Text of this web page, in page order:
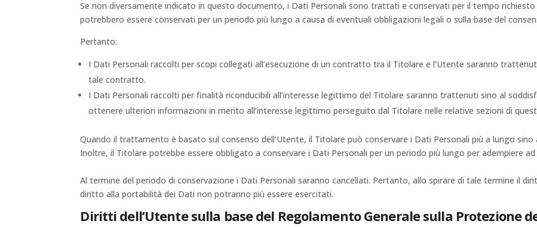
Se non diversamente indicato in questo documento, i Dati Personali sono trattati e conservati per il tempo
potrebbero essere conservati per un periodo più lungo a causa di eventuali obbligazioni legali o sulla base del
Pertanto:
I Dati Personali raccolti per scopi collegati all’esecuzione di un contratto tra il Titolare e l’Utente saranno
tale contratto.
I Dati Personali raccolti per finalità riconducibili all’interesse legittimo del Titolare saranno trattenuti sino al
ottenere ulteriori informazioni in merito all’interesse legittimo perseguito dal Titolare nelle relative sezioni di
Quando il trattamento è basato sul consenso dell’Utente, il Titolare può conservare i Dati Personali più a lungo
Inoltre, il Titolare potrebbe essere obbligato a conservare i Dati Personali per un periodo più lungo per adempiere
Al termine del periodo di conservazione i Dati Personali saranno cancellati. Pertanto, allo spirare di tale termine il
diritto alla portabilità dei Dati non potranno più essere esercitati.
Diritti dell’Utente sulla base del Regolamento Generale sulla Protezione